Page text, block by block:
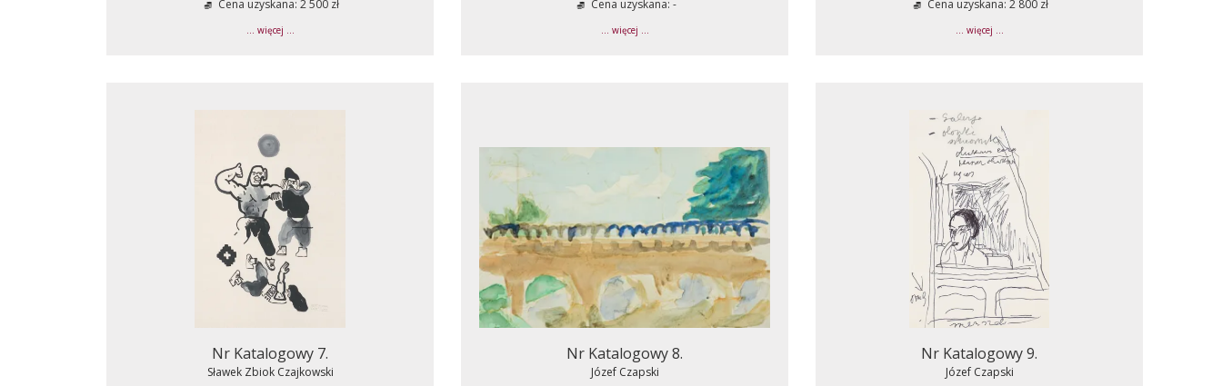
Cena uzyskana: 2 500 zł
... więcej ...
Cena uzyskana: -
... więcej ...
Cena uzyskana: 2 800 zł
... więcej ...
Nr Katalogowy 7.
Sławek Zbiok Czajkowski
Nr Katalogowy 8.
Józef Czapski
Nr Katalogowy 9.
Józef Czapski